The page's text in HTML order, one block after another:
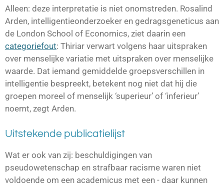
Alleen: deze interpretatie is niet onomstreden. Rosalind
Arden, intelligentieonderzoeker en gedragsgeneticus aan
de London School of Economics, ziet daarin een
categoriefout: Thiriar verwart volgens haar uitspraken
over menselijke variatie met uitspraken over menselijke
waarde. Dat iemand gemiddelde groepsverschillen in
intelligentie bespreekt, betekent nog niet dat hij die
groepen moreel of menselijk ‘superieur’ of ‘inferieur’
noemt, zegt Arden.
Uitstekende publicatielijst
Wat er ook van zij: beschuldigingen van
pseudowetenschap en strafbaar racisme waren niet
voldoende om een academicus met een - daar kunnen